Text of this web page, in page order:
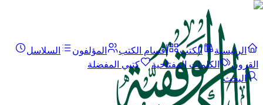
الرئيسية الكتب أقسام الكتب المؤلفون
السلاسل
القرون
الكلمات المفتاحية
كتبي المفضلة
البحث